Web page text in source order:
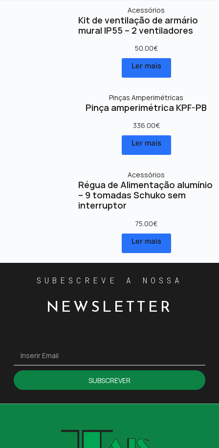
Acessórios
Kit de ventilação de armário
mural IP55 – 2 ventiladores
50.00€
Ler mais
Pinças Amperimétricas
Pinça amperimétrica KPF-PB
336.00€
Ler mais
Acessórios
Régua de Alimentação alumínio
– 9 tomadas Schuko sem
interruptor
75.00€
Ler mais
SUBESCREVE A NOSSA
NEWSLETTER
SUBSCREVER